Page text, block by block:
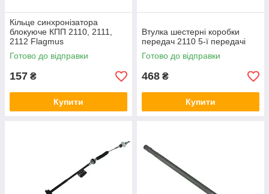
Кільце синхронізатора
блокуюче КПП 2110, 2111,
2112 Flagmus
Готово до відправки
157 ₴
Купити
Втулка шестерні коробки
передач 2110 5-ї передачі
Готово до відправки
468 ₴
Купити